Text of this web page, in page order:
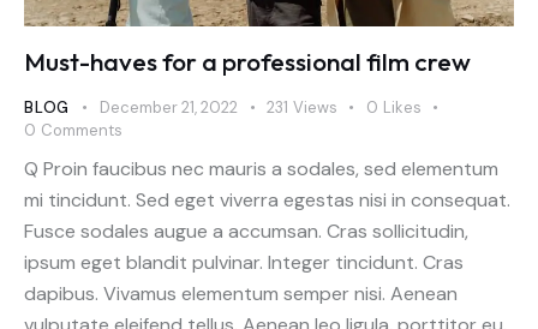
Must-haves for a professional film crew
BLOG December 21, 2022 231 Views 0 Likes
0 Comments
Q Proin faucibus nec mauris a sodales, sed elementum
mi tincidunt. Sed eget viverra egestas nisi in consequat.
Fusce sodales augue a accumsan. Cras sollicitudin,
ipsum eget blandit pulvinar. Integer tincidunt. Cras
dapibus. Vivamus elementum semper nisi. Aenean